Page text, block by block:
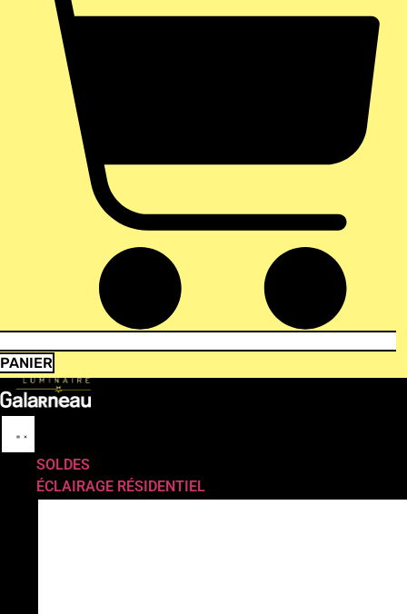
PANIER
SOLDES
ÉCLAIRAGE RÉSIDENTIEL